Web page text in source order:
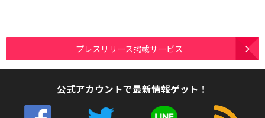
プレスリリース掲載サービス
公式アカウントで最新情報ゲット！